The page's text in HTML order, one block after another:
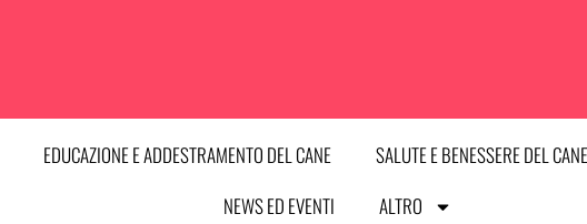
EDUCAZIONE E ADDESTRAMENTO DEL CANE
SALUTE E BENESSERE DEL CANE
NEWS ED EVENTI
ALTRO